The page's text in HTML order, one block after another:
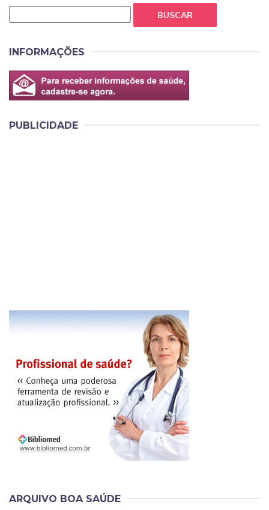
BUSCAR
INFORMAÇÕES
PUBLICIDADE
ARQUIVO BOA SAÚDE